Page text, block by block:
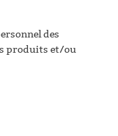
des
produits et/ou